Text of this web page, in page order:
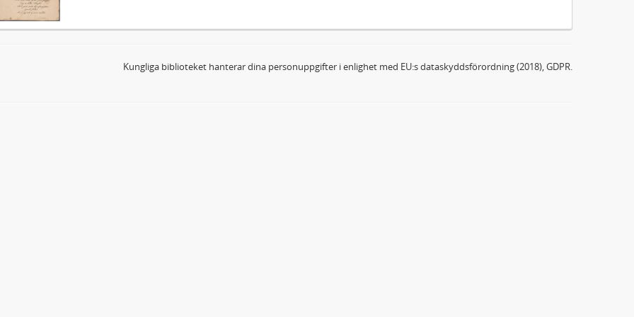
Kungliga biblioteket hanterar dina personuppgifter i enlighet med EU:s dataskyddsförordning (2018), GDPR.